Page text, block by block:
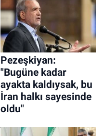
Pezeşkiyan:
"Bugüne kadar
ayakta kaldıysak, bu
İran halkı sayesinde
oldu"